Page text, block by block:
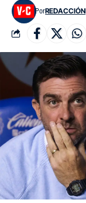
PorREDACCIÓN